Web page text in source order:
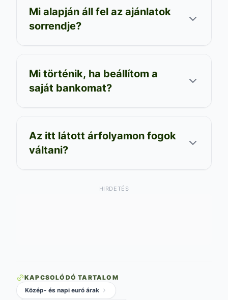
Mi alapján áll fel az ajánlatok
sorrendje?
Mi történik, ha beállítom a
saját bankomat?
Az itt látott árfolyamon fogok
váltani?
HIRDETÉS
KAPCSOLÓDÓ TARTALOM
Közép- és napi euró árak